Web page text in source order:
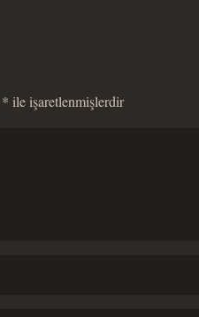
* ile işaretlenmişlerdir